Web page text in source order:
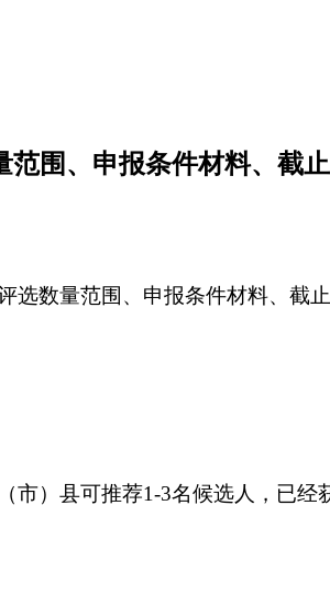
范围、申报条件材料、截
选数量范围、申报条件材料、截
）县可推荐1-3名候选人，已